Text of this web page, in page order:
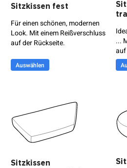
Sitzkissen fest
Für einen schönen, modernen
Look. Mit einem Reißverschluss
auf der Rückseite.
Auswählen
...
auf
Sitzkissen